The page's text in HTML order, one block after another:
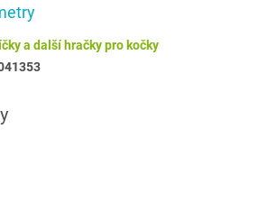
a další hračky pro kočky